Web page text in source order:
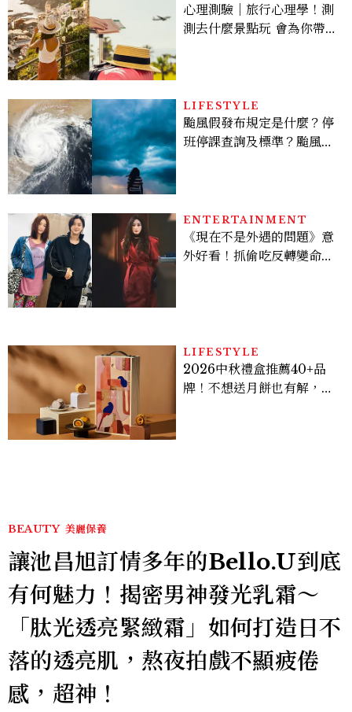
心理測驗｜旅行心理學！測
測去什麼景點玩 會為你帶來
LIFESTYLE
颱風假發布規定是什麼？停
班停課查詢及標準？颱風假
ENTERTAINMENT
《現在不是外遇的問題》意
外好看！抓偷吃反轉變命
LIFESTYLE
2026中秋禮盒推薦40+品
牌！不想送月餅也有解，送
BEAUTY 美麗保養
讓池昌旭訂情多年的Bello.U到底
有何魅力！揭密男神發光乳霜～
「肽光透亮緊緻霜」如何打造日不
落的透亮肌，熬夜拍戲不顯疲倦
感，超神！